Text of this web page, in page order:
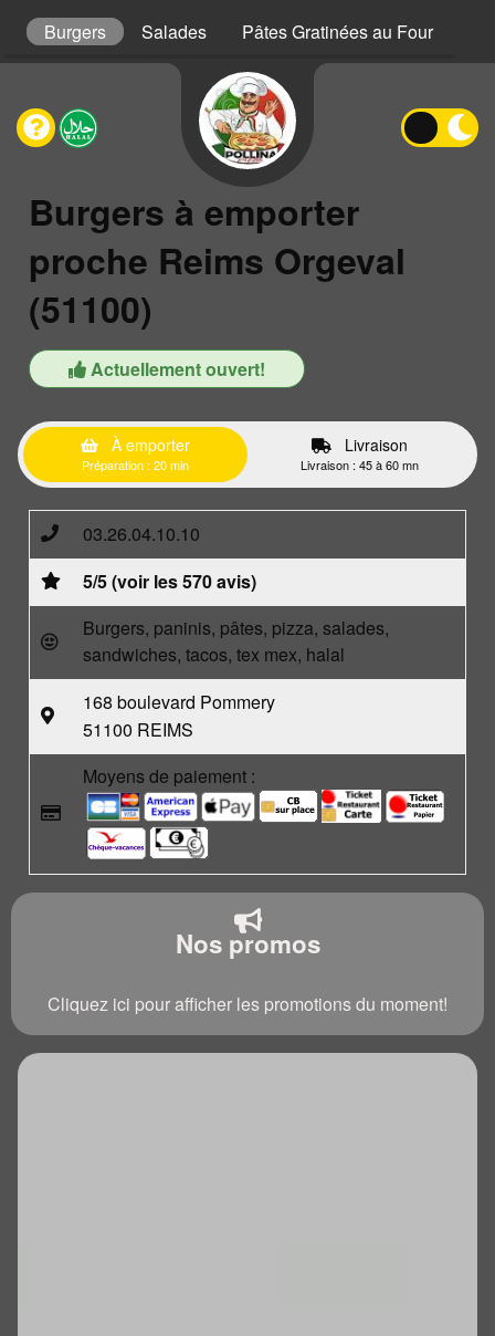
Burgers Salades Pâtes Gratinées au Four
Burgers à emporter
proche Reims Orgeval
(51100)
Actuellement ouvert!
À emporter
Préparation : 20 min
Livraison
Livraison : 45 à 60 mn
03.26.04.10.10
5/5 (voir les 570 avis)
Burgers, paninis, pâtes, pizza, salades,
sandwiches, tacos, tex mex, halal
168 boulevard Pommery
51100 REIMS
Moyens de paiement :
Nos promos
Cliquez ici pour afficher les promotions du moment!